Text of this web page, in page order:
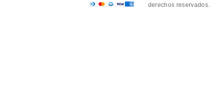
derechos reservados.